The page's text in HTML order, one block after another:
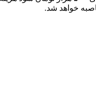
خواهد شد.